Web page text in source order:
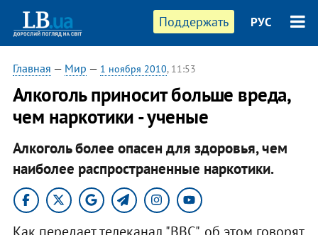
Поддержать РУС
Главная — Мир — 1 ноября 2010, 11:53
Алкоголь приносит больше вреда,
чем наркотики - ученые
Алкоголь более опасен для здоровья, чем
наиболее распространенные наркотики.​
Как передает телеканал "ВВС", об этом говорят